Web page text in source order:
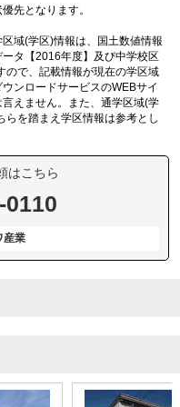
先となります。
域(学区)情報は、国土数値情報
タ【2016年度】及び中学校区
ので、記載情報が現在の学区域
ンロードサービスのWEBサイ
えません。また、通学区域(学
らを踏まえ学区情報は参考とし
はこちら
0110
産業